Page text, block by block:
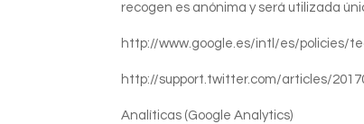
recogen es anónima y será utilizada
http://www.google.es/intl/es/policies/
http://support.twitter.com/articles/
Analíticas (Google Analytics)